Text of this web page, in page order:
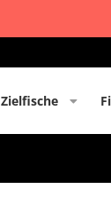
Zielfische